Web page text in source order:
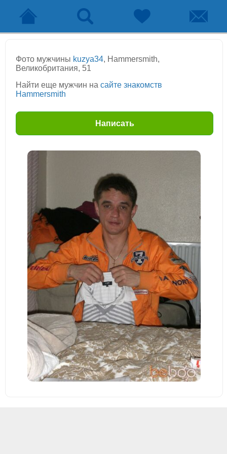
Фото мужчины kuzya34, Hammersmith,
Великобритания, 51
Найти еще мужчин на сайте знакомств
Hammersmith
Написать